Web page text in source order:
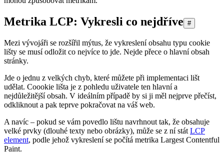
Metrika LCP: Vykresli co nejdříve #
Mezi vývojáři se rozšířil mýtus, že vykreslení obsahu typu cookie
lišty se musí odložit co nejvíce to jde. Nejde přece o hlavní obsah
stránky.
Jde o jednu z velkých chyb, které můžete při implementaci lišt
udělat. Coookie lišta je z pohledu uživatele ten hlavní a
nejdůležitější obsah. V ideálním případě by si ji měl nejprve přečíst,
odkliknout a pak teprve pokračovat na váš web.
A navíc – pokud se vám povedlo lištu navrhnout tak, že obsahuje
velké prvky (dlouhé texty nebo obrázky), může se z ní stát LCP
element, podle jehož vykreslení se počítá metrika Largest Contentful
Paint.